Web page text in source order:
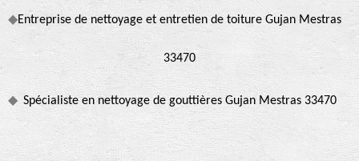
Entreprise de nettoyage et entretien de toiture Gujan Mestras
33470
Spécialiste en nettoyage de gouttières Gujan Mestras 33470